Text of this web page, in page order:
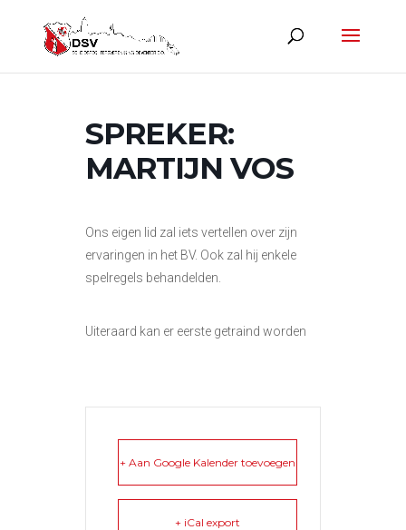
SPREKER:
MARTIJN VOS
Ons eigen lid zal iets vertellen over zijn
ervaringen in het BV. Ook zal hij enkele
spelregels behandelden.
Uiteraard kan er eerste getraind worden
+ Aan Google Kalender toevoegen
+ iCal export